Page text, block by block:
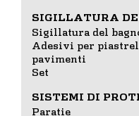
SIGILLATURA
Sigillatura del
Adesivi per
pavimenti
Set
SISTEMI DI
Paratie